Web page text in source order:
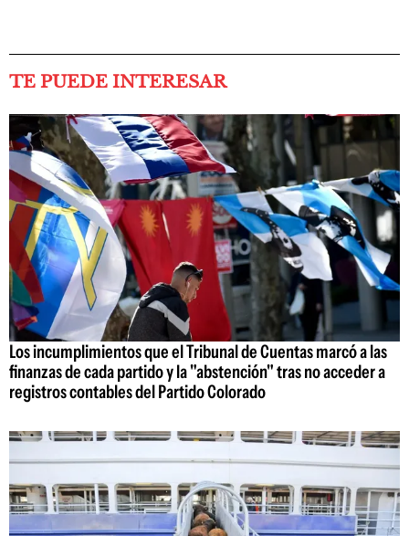
TE PUEDE INTERESAR
Los incumplimientos que el Tribunal de Cuentas marcó a las
finanzas de cada partido y la "abstención" tras no acceder a
registros contables del Partido Colorado